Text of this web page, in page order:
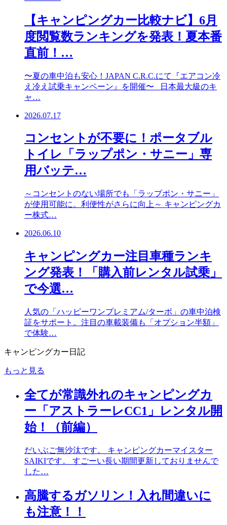
【キャンピングカー比較ナビ】6月
度閲覧数ランキングを発表！夏本番
直前！…
〜夏の車中泊も安心！JAPAN C.R.C.にて『エアコン冷
え冷え試乗キャンペーン』を開催〜 日本最大級のキ
ャ…
2026.07.17
コンセントが不要に！ポータブル
トイレ「ラップポン・サニー」専
用バッテ…
～コンセントのない場所でも「ラップポン・サニー」
が使用可能に。利便性がさらに向上～ キャンピングカ
ー株式…
2026.06.10
キャンピングカー注目車種ランキ
ング発表！「購入前レンタル試乗」
で今選…
人気の「ハッピーワンプレミアム/ターボ」の車中泊検
証をサポート。注目の車載装備も「オプション半額」
で体験…
キャンピングカー日記
もっと見る
全てが常識外れのキャンピングカ
ー「アストラーレCC1」レンタル開
始！（前編）
だいぶご無沙汰です。 キャンピングカーマイスター
SAIKIです。 すごーい長い期間更新しておりませんで
した…
高騰するガソリン！入れ間違いに
も注意！！